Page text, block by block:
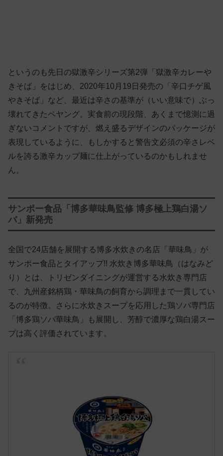
というのも先日の獄激辛シリーズ第2弾「獄激辛カレーや
きそば」をはじめ、2020年10月19日発売の「辛口チゲ風
やきそば」など、最近は辛さの基準が（いい意味で）ぶっ
壊れてきたペヤング。実食前の現段階、あくまで憶測に過
ぎないコメントですが、燃え盛るデザインのパッケージが
表現しているように、もしかすると警告文必須の辛さレベ
ルを誇る激辛カップ麺に仕上がっているのかもしれませ
ん。
サンポー食品「博多華味鳥監修 博多極上鶏白湯ソ
バ」新発売
全国で24店舗を展開する博多水炊きの名店「華味鳥」が
サンポー食品とタイアップ!! 水炊き博多華味鳥（はなみど
り）とは、トリゼンダイニングが運営する水炊き専門店
で、九州産銘柄鶏・華味鳥の飼育から調理まで一貫してい
るのが特徴。さらに水炊きスープを応用した鶏ソバ専門店
「博多鶏ソバ華味鳥」も展開し、芳醇で濃厚な鶏白湯スー
プは高く評価されています。